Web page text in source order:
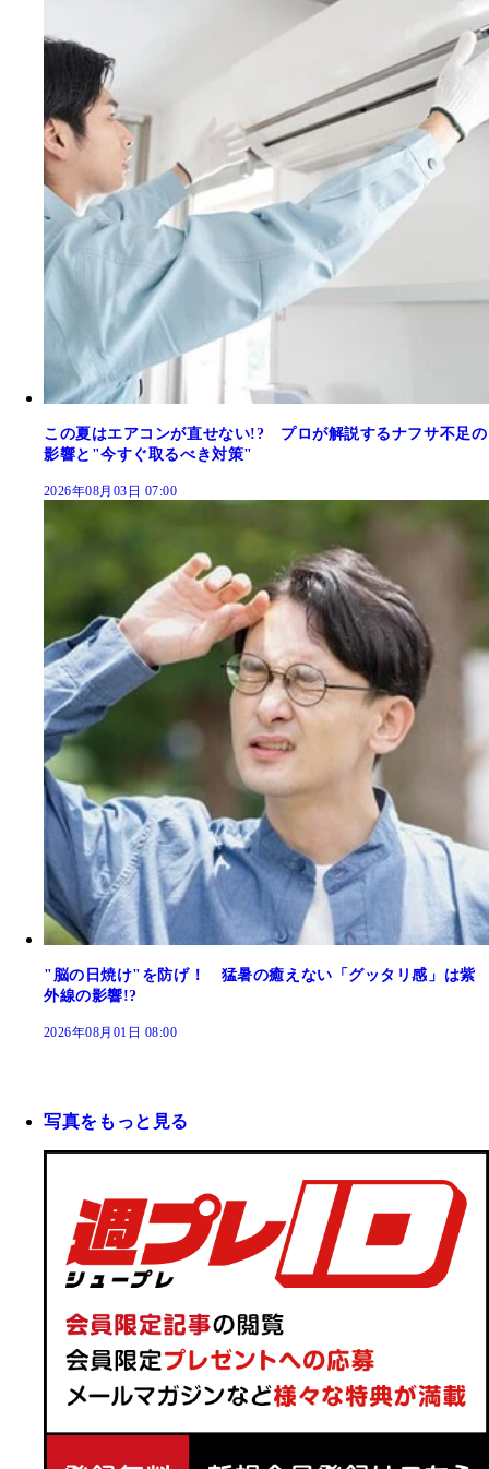
この夏はエアコンが直せない!? プロが解説するナフサ不足の
影響と"今すぐ取るべき対策"
2026年08月03日 07:00
"脳の日焼け"を防げ！ 猛暑の癒えない「グッタリ感」は紫
外線の影響!?
2026年08月01日 08:00
写真をもっと見る